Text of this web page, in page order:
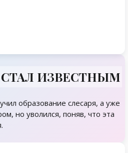
СТАЛ ИЗВЕСТНЫМ
образование слесаря, а уже
но уволился, поняв, что эта